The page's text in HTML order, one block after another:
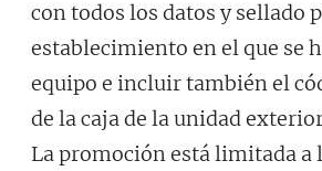
con todos los datos y sellado
establecimiento en el que se
equipo e incluir también el
de la caja de la unidad
La promoción está limitada a